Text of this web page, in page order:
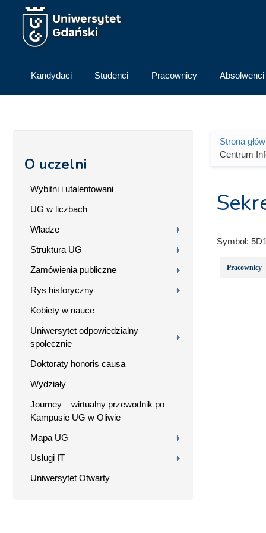
Przejdź do treści
Kandydaci Studenci Pracownicy Absolwenci
O uczelni
Wybitni i utalentowani
UG w liczbach
Władze
Struktura UG
Zamówienia publiczne
Rys historyczny
Kobiety w nauce
Uniwersytet odpowiedzialny
społecznie
Doktoraty honoris causa
Wydziały
Journey – wirtualny przewodnik po
Kampusie UG w Oliwie
Mapa UG
Usługi IT
Uniwersytet Otwarty
Strona
Centrum
Symbol:
Pracownicy